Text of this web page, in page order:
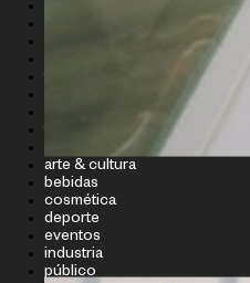
alimentación
arte & cultura
bebidas
cosmética
deporte
eventos
industria
público